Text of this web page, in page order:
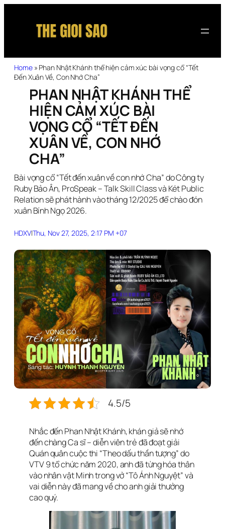
Home» Phan Nhật Khánh thể hiện cảm xúc bài vọng cổ “Tết
Đến Xuân Về, Con Nhớ Cha”
PHAN NHẬT KHÁNH THỂ
HIỆN CẢM XÚC BÀI
VỌNG CỔ “TẾT ĐẾN
XUÂN VỀ, CON NHỚ
CHA”
Bài vọng cổ “Tết đến xuân về con nhớ Cha” do Công ty
Ruby Bảo Ân, ProSpeak – Talk Skill Class và Két Public
Relation sẽ phát hành vào tháng 12/2025 để chào đón
xuân Bính Ngọ 2026.
HDXV|Thu, Nov 27, 2025, 2:17 PM +07
4.5/5
Nhắc đến Phan Nhật Khánh, khán giả sẽ nhớ
đến chàng Ca sĩ – diễn viên trẻ đã đoạt giải
Quán quân cuộc thi “Theo dấu thần tượng” do
VTV 9 tổ chức năm 2020, anh đã từng hóa thân
vào nhân vật Minh trong vở “Tô Ánh Nguyệt” và
vai diễn này đã mang về cho anh giải thưởng
cao quý.